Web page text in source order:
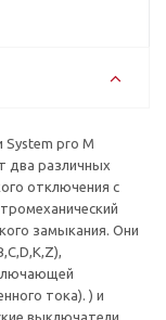
pro M
два различных
отключения с
замыкания. Они
тока). ) и
выключатели